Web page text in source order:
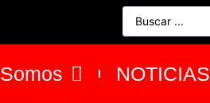
NOTICIAS